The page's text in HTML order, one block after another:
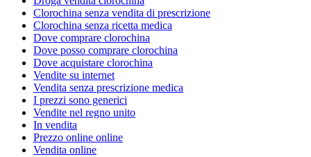
Clorochina senza vendita di prescrizione
Clorochina senza ricetta medica
Dove comprare clorochina
Dove posso comprare clorochina
Dove acquistare clorochina
Vendite su internet
Vendita senza prescrizione medica
I prezzi sono generici
Vendite nel regno unito
In vendita
Prezzo online online
Vendita online